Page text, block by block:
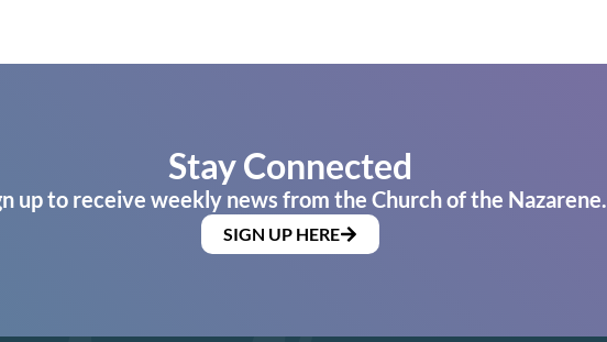
Stay Connected
up to receive weekly news from the Church of the Nazarene.
SIGN UP HERE